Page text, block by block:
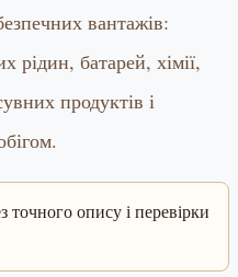
вантажів:
рідин, батарей, хімії,
продуктів і
точного опису і перевірки